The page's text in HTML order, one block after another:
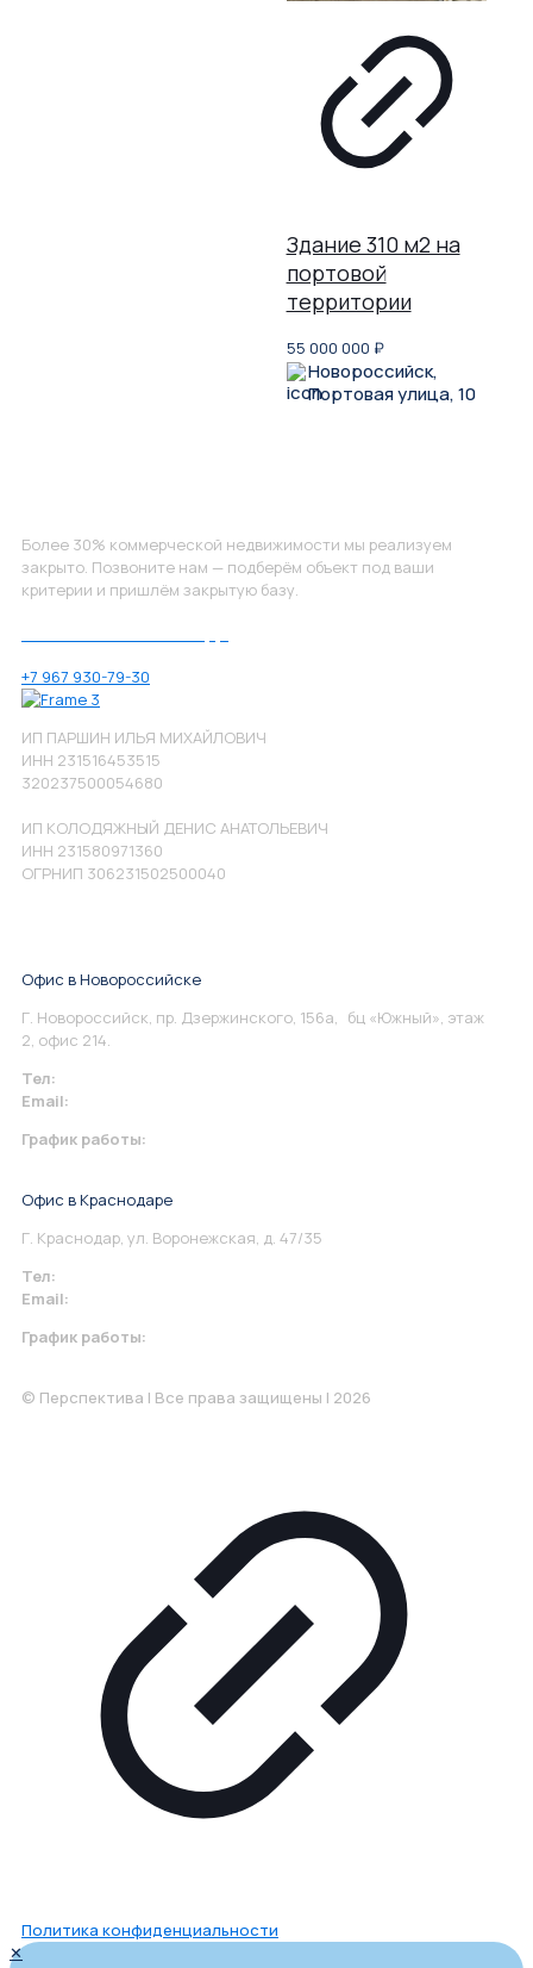
Здание 310 м2 на
портовой
территории
55 000 000 ₽
Новороссийск,
Портовая улица, 10
Более 30% коммерческой недвижимости мы реализуем
закрыто. Позвоните нам — подберём объект под ваши
критерии и пришлём закрытую базу.
+7 967 930-79-30
ИП ПАРШИН ИЛЬЯ МИХАЙЛОВИЧ
ИНН 231516453515
320237500054680
ИП КОЛОДЯЖНЫЙ ДЕНИС АНАТОЛЬЕВИЧ
ИНН 231580971360
ОГРНИП 306231502500040
Офис в Новороссийске
Г. Новороссийск, пр. Дзержинского, 156а, бц «Южный», этаж
2, офис 214.
Тел:
Email:
График работы:
Офис в Краснодаре
Г. Краснодар, ул. Воронежская, д. 47/35
Тел:
Email:
График работы:
© Перспектива | Все права защищены | 2026
Политика конфиденциальности
✕